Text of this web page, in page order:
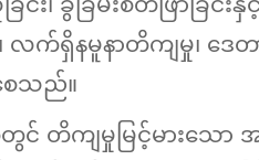
ား၊ လက်ရှိနမူနာတိကျမှု၊
ေသည်။
ကျမှုမြင့်မားသော အ